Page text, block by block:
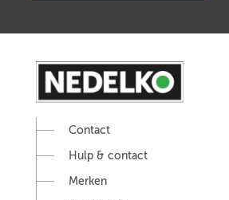
Contact
Hulp & contact
Merken